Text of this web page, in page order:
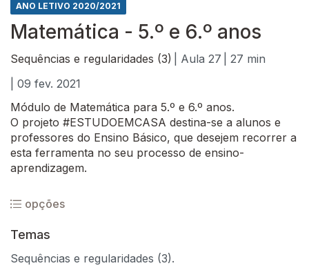
ANO LETIVO 2020/2021
Matemática - 5.º e 6.º anos
Sequências e regularidades (3) | Aula 27
| 27 min
| 09 fev. 2021
Módulo de Matemática para 5.º e 6.º anos.
O projeto #ESTUDOEMCASA destina-se a alunos e
professores do Ensino Básico, que desejem recorrer a
esta ferramenta no seu processo de ensino-
aprendizagem.
opções
Temas
Sequências e regularidades (3).